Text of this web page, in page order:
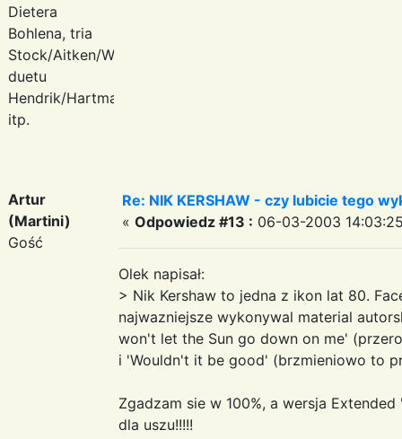
Dietera
Bohlena, tria
Stock/Aitken/Waterman,
duetu
Hendrik/Hartmann
itp.
Artur
(Martini)
Gość
Re: NIK KERSHAW - czy lubicie tego
« Odpowiedz #13 : 06-03-2003
Olek napisał:
> Nik Kershaw to jedna z ikon lat 80.
najwazniejsze wykonywal material
won't let the Sun go down on me'
i 'Wouldn't it be good' (brzmieniowo to
Zgadzam sie w 100%, a wersja
dla uszu!!!!!